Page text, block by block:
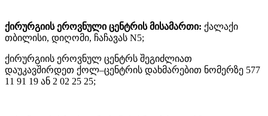
ქირურგიის ეროვნული ცენტრის მისამართი: ქალაქი
თბილისი, დიღომი, ჩაჩავას N5;
ქირურგიის ეროვნულ ცენტრს შეგიძლიათ
დაუკავშირდეთ ქოლ–ცენტრის დახმარებით ნომერზე 577
11 91 19 ან 2 02 25 25;